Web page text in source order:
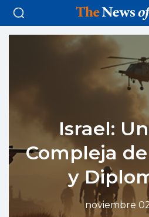
Israel:
Compleja
y
noviembre